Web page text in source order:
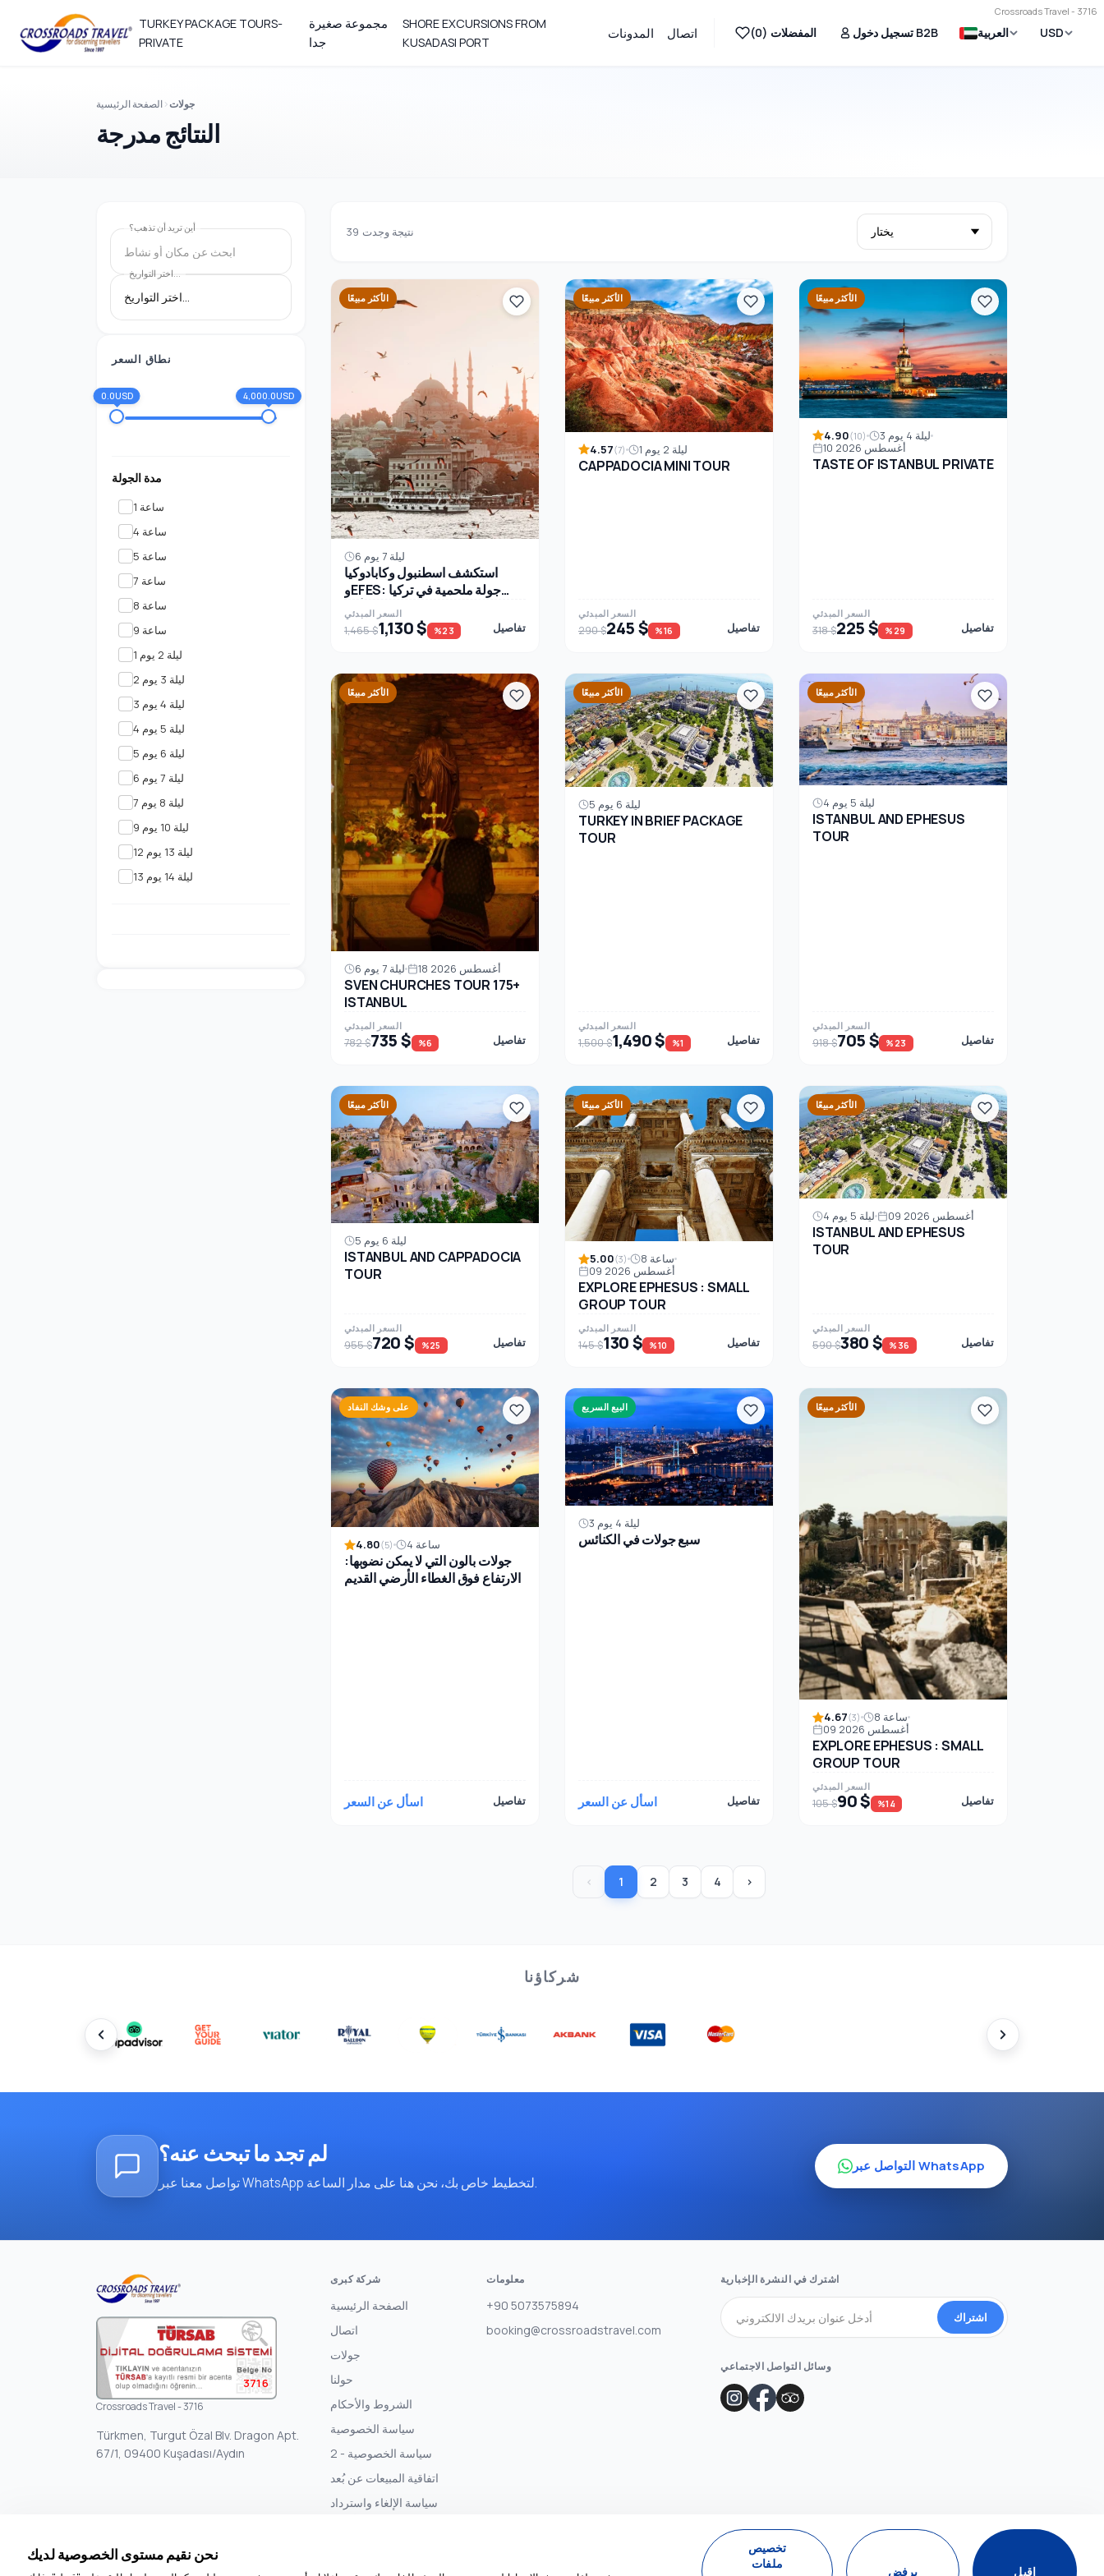
Crossroads Travel - 3716
TURKEY PACKAGE TOURS-
PRIVATE
مجموعة صغيرة
جدا
SHORE EXCURSIONS FROM
KUSADASI PORT
المدونات اتصال المفضلات (0
) تسجيل دخول B2B العربية USD
الصفحة الرئيسية جولات
النتائج مدرجة
أين تريد أن تذهب؟
ابحث عن مكان أو نشاط
اختر التواريخ...
نطاق السعر
0.0USD 4,000.0USD
مدة الجولة
1 ساعة
4 ساعة
5 ساعة
7 ساعة
8 ساعة
9 ساعة
1 ليلة 2 يوم
2 ليلة 3 يوم
3 ليلة 4 يوم
4 ليلة 5 يوم
5 ليلة 6 يوم
6 ليلة 7 يوم
7 ليلة 8 يوم
9 ليلة 10 يوم
12 ليلة 13 يوم
13 ليلة 14 يوم
39 نتيجة وجدت
الأكثر مبيعًا
6 ليلة 7 يوم
استكشف اسطنبول وكابادوكيا
وEFES: جولة ملحمية في تركيا
لمدة 7 أيام
السعر المبدئي
1,465 $1,130 $ %23 تفاصيل
الأكثر مبيعًا
4.57(7) 1 ليلة 2 يوم
CAPPADOCIA MINI TOUR
السعر المبدئي
290 $245 $ %16 تفاصيل
الأكثر مبيعًا
4.90(10)
3 ليلة 4 يوم
10 أغسطس 2026
TASTE OF ISTANBUL PRIVATE
السعر المبدئي
318 $225 $ %29 تفاصيل
الأكثر مبيعًا
6 ليلة 7 يوم 18 أغسطس 2026
SVEN CHURCHES TOUR 175+
ISTANBUL
السعر المبدئي
782 $735 $ %6 تفاصيل
الأكثر مبيعًا
5 ليلة 6 يوم
TURKEY IN BRIEF PACKAGE
TOUR
السعر المبدئي
1,500 $1,490 $ %1 تفاصيل
الأكثر مبيعًا
4 ليلة 5 يوم
ISTANBUL AND EPHESUS
TOUR
السعر المبدئي
918 $705 $ %23 تفاصيل
الأكثر مبيعًا
5 ليلة 6 يوم
ISTANBUL AND CAPPADOCIA
TOUR
السعر المبدئي
955 $720 $ %25 تفاصيل
الأكثر مبيعًا
5.00(3)
8 ساعة
09 أغسطس 2026
EXPLORE EPHESUS : SMALL
GROUP TOUR
السعر المبدئي
145 $130 $ %10 تفاصيل
الأكثر مبيعًا
4 ليلة 5 يوم 09 أغسطس 2026
ISTANBUL AND EPHESUS
TOUR
السعر المبدئي
590 $380 $ %36 تفاصيل
على وشك النفاد
4.80(5) 4 ساعة
جولات بالون التي لا يمكن نضوبها:
الارتفاع فوق الغطاء الأرضي القديم
اسأل عن السعر تفاصيل
البيع السريع
3 ليلة 4 يوم
سبع جولات في الكنائس
اسأل عن السعر تفاصيل
الأكثر مبيعًا
4.67(3)
8 ساعة
09 أغسطس 2026
EXPLORE EPHESUS : SMALL
GROUP TOUR
السعر المبدئي
105 $90 $ %14 تفاصيل
‹ 1 2 3 4 ›
شركاؤنا
لم تجد ما تبحث عنه؟
تواصل معنا عبر WhatsApp لتخطيط خاص بك، نحن هنا على مدار الساعة.
التواصل عبر WhatsApp
3716
Crossroads Travel - 3716
Türkmen, Turgut Özal Blv. Dragon Apt.
67/1, 09400 Kuşadası/Aydın
شركة كبرى
الصفحة الرئيسية
اتصال
جولات
حولنا
الشروط والأحكام
سياسة الخصوصية
سياسة الخصوصية - 2
اتفاقية المبيعات عن بُعد
سياسة الإلغاء واسترداد
معلومات
+90 5073575894
booking@crossroadstravel.com
اشترك في النشرة الإخبارية
اشتراك
وسائل التواصل الاجتماعي
نحن نقيم مستوى الخصوصية لديك
تخصيص
ملفات
يرفض اقبل